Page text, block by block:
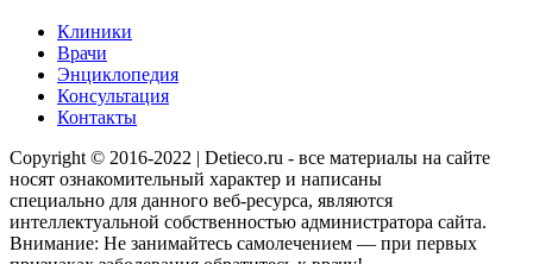
Клиники
Врачи
Энциклопедия
Консультация
Контакты
Copyright © 2016-2022 | Detieco.ru - все материалы на сайте
носят ознакомительный характер и написаны
специально для данного веб-ресурса, являются
интеллектуальной собственностью администратора сайта.
Внимание: Не занимайтесь самолечением — при первых